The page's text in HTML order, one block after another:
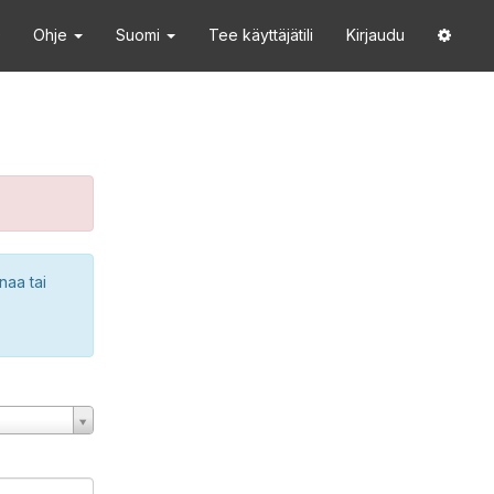
Ohje Suomi Tee käyttäjätili Kirjaudu
tai